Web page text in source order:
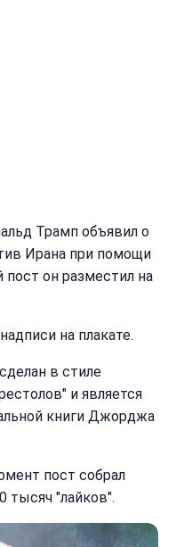
Трамп объявил о
Ирана при помощи
он разместил на
на плакате.
в стиле
и является
книги Джорджа
пост собрал
тысяч "лайков".